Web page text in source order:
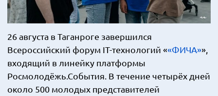
26 августа в Таганроге завершился
Всероссийский форум IT-технологий ««ФИЧА»»,
входящий в линейку платформы
Росмолодёжь.События. В течение четырёх дней
около 500 молодых представителей